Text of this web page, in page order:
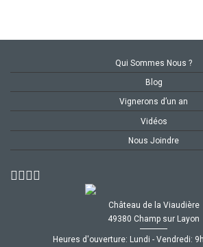
Qui Sommes Nous ?
Blog
Vignerons d’un an
Vidéos
Nous Joindre
Château de la Viaudière
49380 Champ sur Layon
Heures d'ouverture: Lundi - Vendredi: